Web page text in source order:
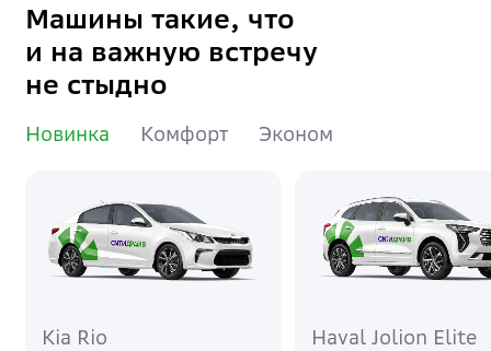
Машины такие, что
и на важную встречу
не стыдно
Новинка Комфорт Эконом
Kia Rio Haval Jolion Elite